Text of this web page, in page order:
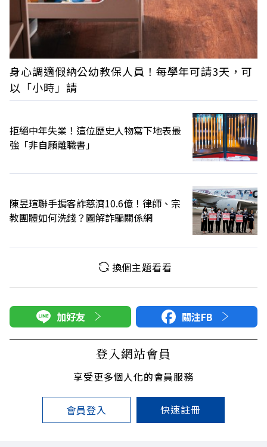
身心調適假納公幼教保人員！每學年可請3天，可
以「小時」請
拒絕中年失業！這位歷史人物寫下地表最
強「非自願離職書」
陳昱瑄聯手掮客詐慈濟10.6億！律師、宗
教團體如何洗錢？圖解詐騙關係網
換個主題看看
加好友 關注FB
登入網站會員
享受更多個人化的會員服務
會員登入 快速註冊